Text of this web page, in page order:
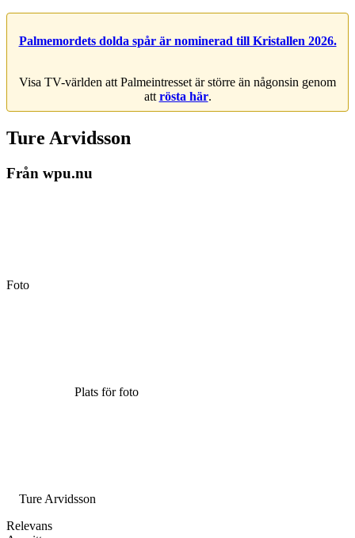
Palmemordets dolda spår är nominerad till Kristallen 2026.
Visa TV-världen att Palmeintresset är större än någonsin genom
att rösta här.
Ture Arvidsson
Från wpu.nu
Foto
Plats för foto
Ture Arvidsson
Relevans